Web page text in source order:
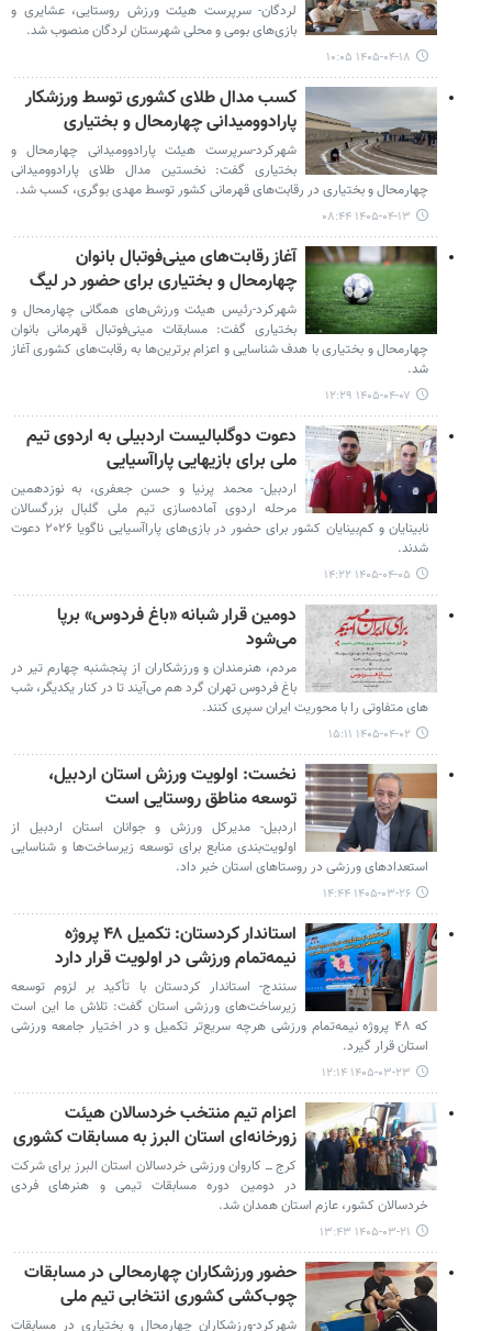
لردگان- سرپرست هیئت ورزش روستایی، عشایری و
بازی‌های بومی و محلی شهرستان لردگان منصوب شد.
۱۴۰۵-۰۴-۱۸ ۱۰:۰۵
کسب مدال طلای کشوری توسط ورزشکار
پارادوومیدانی چهارمحال و بختیاری
شهرکرد-سرپرست هیئت پارادوومیدانی چهارمحال و
بختیاری گفت: نخستین مدال طلای پارادوومیدانی
چهارمحال و بختیاری در رقابت‌های قهرمانی کشور توسط مهدی بوگری، کسب شد.
۱۴۰۵-۰۴-۱۳ ۰۸:۴۴
آغاز رقابت‌های مینی‌فوتبال بانوان
چهارمحال و بختیاری برای حضور در لیگ‌
شهرکرد-رئیس هیئت ورزش‌های همگانی چهارمحال و
بختیاری گفت: مسابقات مینی‌فوتبال قهرمانی بانوان
چهارمحال و بختیاری با هدف شناسایی و اعزام برترین‌ها به رقابت‌های کشوری آغاز
شد.
۱۴۰۵-۰۴-۰۷ ۱۲:۲۹
دعوت دوگلبالیست اردبیلی به اردوی تیم
ملی برای بازیهایی پاراآسیایی
اردبیل- محمد پرنیا و حسن جعفری، به نوزدهمین
مرحله اردوی آماده‌سازی تیم ملی گلبال بزرگسالان
نابینایان و کم‌بینایان کشور برای حضور در بازی‌های پاراآسیایی ناگویا ۲۰۲۶ دعوت
شدند.
۱۴۰۵-۰۴-۰۵ ۱۴:۲۲
دومین قرار شبانه «باغ فردوس» برپا
می‌شود
مردم، هنرمندان و ورزشکاران از پنجشنبه چهارم تیر در
باغ فردوس تهران گرد هم می‌آیند تا در کنار یکدیگر، شب
های متفاوتی را با محوریت ایران سپری کنند.
۱۴۰۵-۰۴-۰۲ ۱۵:۱۱
نخست: اولویت ورزش استان اردبیل،
توسعه مناطق روستایی است
اردبیل- مدیرکل ورزش و جوانان استان اردبیل از
اولویت‌بندی منابع برای توسعه زیرساخت‌ها و شناسایی
استعدادهای ورزشی در روستاهای استان خبر داد.
۱۴۰۵-۰۳-۲۶ ۱۴:۴۴
استاندار کردستان: تکمیل ۴۸ پروژه
نیمه‌تمام ورزشی در اولویت قرار دارد
سنندج- استاندار کردستان با تأکید بر لزوم توسعه
زیرساخت‌های ورزشی استان گفت: تلاش ما این است
که ۴۸ پروژه نیمه‌تمام ورزشی هرچه سریع‌تر تکمیل و در اختیار جامعه ورزشی
استان قرار گیرد.
۱۴۰۵-۰۳-۲۳ ۱۲:۱۴
اعزام تیم منتخب خردسالان هیئت
زورخانه‌ای استان البرز به مسابقات کشوری
کرج ـــ کاروان ورزشی خردسالان استان البرز برای شرکت
در دومین دوره مسابقات تیمی و هنرهای فردی
خردسالان کشور، عازم استان همدان شد.
۱۴۰۵-۰۳-۲۱ ۱۳:۴۳
حضور ورزشکاران چهارمحالی در مسابقات
چوب‌کشی کشوری انتخابی تیم ملی
شهرکرد-ورزشکاران چهارمحال و بختیاری در مسابقات